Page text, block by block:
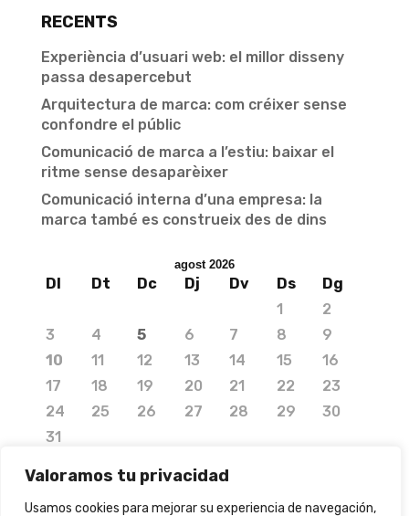
Valoramos tu privacidad
Usamos cookies para mejorar su experiencia de navegación,
RECENTS
Experiència d’usuari web: el millor disseny
passa desapercebut
Arquitectura de marca: com créixer sense
confondre el públic
Comunicació de marca a l’estiu: baixar el
ritme sense desaparèixer
Comunicació interna d’una empresa: la
marca també es construeix des de dins
agost 2026
Dl Dt Dc Dj Dv Ds
Dg
1
2
3
4 5 6 7 8
9
10
11 12 13 14 15
16
17
18 19 20 21 22
23
24
25 26 27 28 29
30
31